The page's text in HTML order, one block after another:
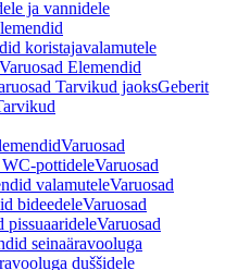
ja vannidele
koristajavalamutele
Varuosad Elemendid
Tarvikud jaoksGeberit
Varuosad
pottideleVaruosad
valamuteleVaruosad
bideedeleVaruosad
pissuaarideleVaruosad
seinaäravooluga
duššidele